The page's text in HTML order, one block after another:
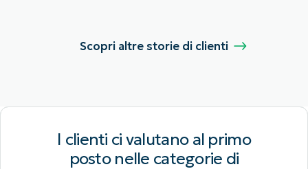
Scopri altre storie di clienti
I clienti ci valutano al primo
posto nelle categorie di